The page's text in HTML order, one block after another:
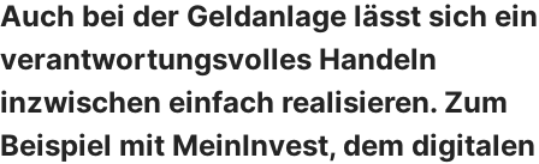
Auch bei der Geldanlage lässt sich ein
verantwortungsvolles Handeln
inzwischen einfach realisieren. Zum
Beispiel mit MeinInvest, dem digitalen